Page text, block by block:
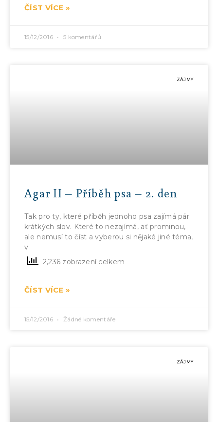
ČÍST VÍCE »
15/12/2016 5 komentářů
ZÁJMY
Agar II – Příběh psa – 2. den
Tak pro ty, které příběh jednoho psa zajímá pár
krátkých slov. Které to nezajímá, ať prominou,
ale nemusí to číst a vyberou si nějaké jiné téma,
v
2,236 zobrazení celkem
ČÍST VÍCE »
15/12/2016 Žádné komentáře
ZÁJMY